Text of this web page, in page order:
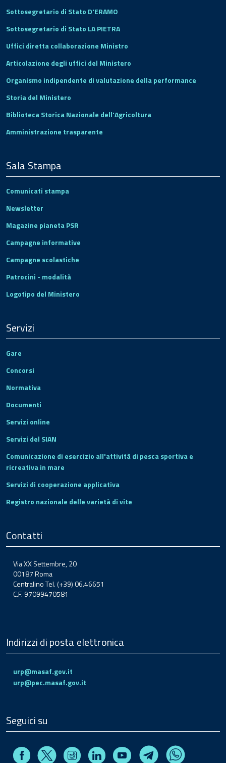
Sottosegretario di Stato D'ERAMO
Sottosegretario di Stato LA PIETRA
Uffici diretta collaborazione Ministro
Articolazione degli uffici del Ministero
Organismo indipendente di valutazione della performance
Storia del Ministero
Biblioteca Storica Nazionale dell'Agricoltura
Amministrazione trasparente
Sala Stampa
Comunicati stampa
Newsletter
Magazine pianeta PSR
Campagne informative
Campagne scolastiche
Patrocini - modalità
Logotipo del Ministero
Servizi
Gare
Concorsi
Normativa
Documenti
Servizi online
Servizi del SIAN
Comunicazione di esercizio all'attività di pesca sportiva e
ricreativa in mare
Servizi di cooperazione applicativa
Registro nazionale delle varietà di vite
Contatti
Via XX Settembre, 20
00187 Roma
Centralino Tel. (+39) 06.46651
C.F. 97099470581
Indirizzi di posta elettronica
urp@masaf.gov.it
urp@pec.masaf.gov.it
Seguici su
FacebookX InstagramLinkedin Youtube TelegramWhatsapp